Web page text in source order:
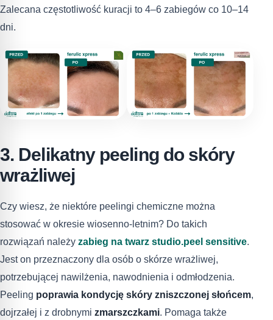
Zalecana częstotliwość kuracji to 4–6 zabiegów co 10–14
dni.
3. Delikatny peeling do skóry
wrażliwej
Czy wiesz, że niektóre peelingi chemiczne można
stosować w okresie wiosenno-letnim? Do takich
rozwiązań należy zabieg na twarz studio.peel sensitive.
Jest on przeznaczony dla osób o skórze wrażliwej,
potrzebującej nawilżenia, nawodnienia i odmłodzenia.
Peeling poprawia kondycję skóry zniszczonej słońcem,
dojrzałej i z drobnymi zmarszczkami. Pomaga także